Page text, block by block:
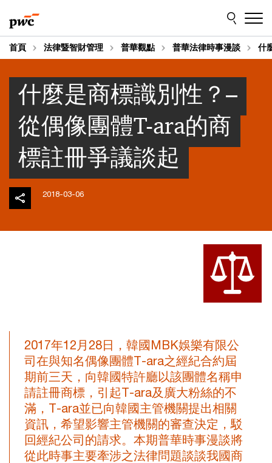
to
content
to
footer
首頁 法律暨智財管理 普華觀點 普華法律時事漫談 什
什麼是商標識別性？–
從偶像團體T-ara的商
標註冊爭議談起
2018-03-06
2017年12月28日，韓國MBK娛樂有限公
司在與知名偶像團體T-ara之經紀合約屆
期前三天，向韓國特許廳以該團體名稱申
請註冊商標，引起T-ara及廣大粉絲的不
滿，T-ara並已向韓國主管機關提出相關
資訊，希望影響主管機關的審查決定，駁
回經紀公司的請求。本期普華時事漫談將
從此時事主要牽涉之法律問題談談我國商